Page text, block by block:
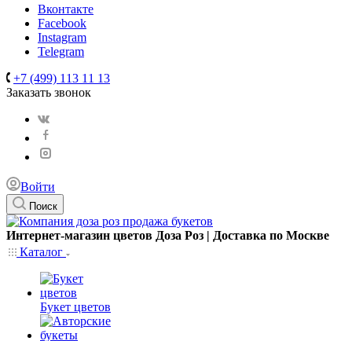
Вконтакте
Facebook
Instagram
Telegram
+7 (499) 113 11 13
Заказать звонок
Войти
Поиск
Интернет-магазин цветов Доза Роз | Доставка по Москве
Каталог
Букет цветов